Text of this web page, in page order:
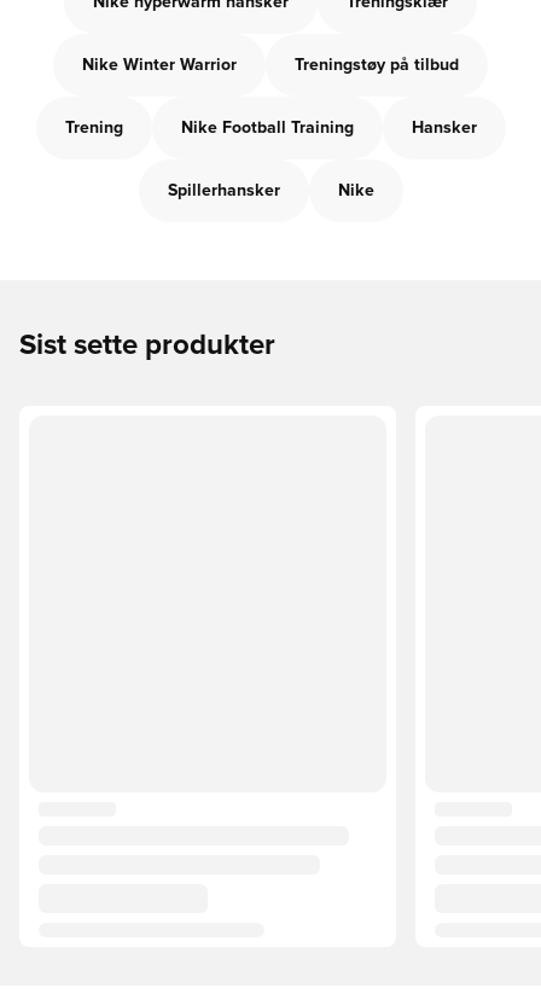
Nike Winter Warrior Treningstøy på tilbud
Trening Nike Football Training Hansker
Spillerhansker Nike
Sist sette produkter